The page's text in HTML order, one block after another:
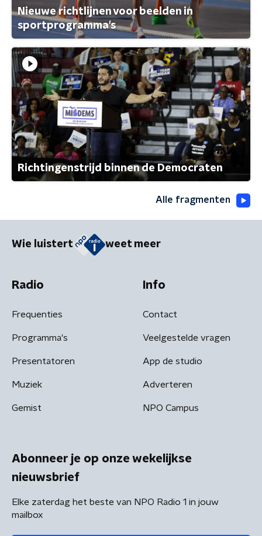
Nieuwe richtlijnen voor beelden in
sportprogramma's
Richtingenstrijd binnen de Democraten
Alle fragmenten
Wie luistert weet meer
Radio
Frequenties
Programma's
Presentatoren
Muziek
Gemist
Info
Contact
Veelgestelde vragen
App de studio
Adverteren
NPO Campus
Abonneer je op onze wekelijkse
nieuwsbrief
Elke zaterdag het beste van NPO Radio 1 in jouw
mailbox